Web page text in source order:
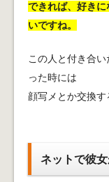
できれば、好き
いですね。
この人と付き合
った時には
顔写メとか交換す
ネットで彼